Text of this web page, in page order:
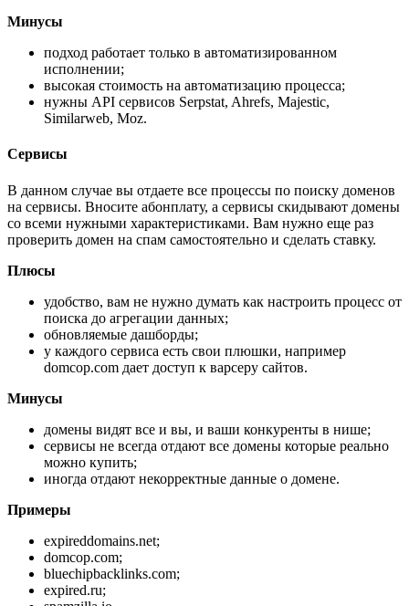
Минусы
подход работает только в автоматизированном
исполнении;
высокая стоимость на автоматизацию процесса;
нужны API сервисов Serpstat, Ahrefs, Majestic,
Similarweb, Moz.
Сервисы
В данном случае вы отдаете все процессы по поиску доменов
на сервисы. Вносите абонплату, а сервисы скидывают домены
со всеми нужными характеристиками. Вам нужно еще раз
проверить домен на спам самостоятельно и сделать ставку.
Плюсы
удобство, вам не нужно думать как настроить процесс от
поиска до агрегации данных;
обновляемые дашборды;
у каждого сервиса есть свои плюшки, например
domcop.com дает доступ к варсеру сайтов.
Минусы
домены видят все и вы, и ваши конкуренты в нише;
сервисы не всегда отдают все домены которые реально
можно купить;
иногда отдают некорректные данные о домене.
Примеры
expireddomains.net;
domcop.com;
bluechipbacklinks.com;
expired.ru;